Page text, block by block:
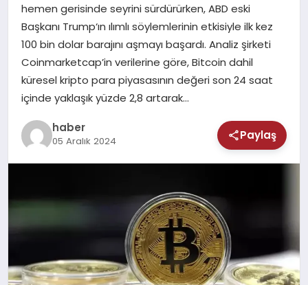
SAĞLIK
TEKNOLOJI
hemen gerisinde seyrini sürdürürken, ABD eski
Başkanı Trump‘ın ılımlı söylemlerinin etkisiyle ilk kez
100 bin dolar barajını aşmayı başardı. Analiz şirketi
Coinmarketcap’in verilerine göre, Bitcoin dahil
küresel kripto para piyasasının değeri son 24 saat
içinde yaklaşık yüzde 2,8 artarak…
haber
05 Aralık 2024 Paylaş